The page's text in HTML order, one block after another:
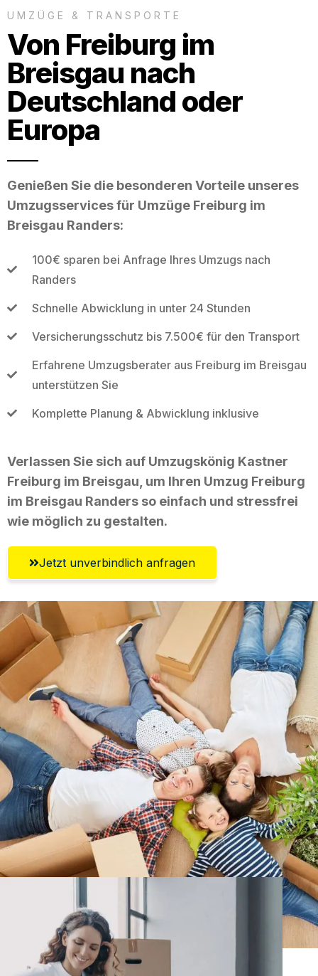
UMZÜGE & TRANSPORTE
Von Freiburg im
Breisgau nach
Deutschland oder
Europa
Genießen Sie die besonderen Vorteile unseres
Umzugsservices für Umzüge Freiburg im
Breisgau Randers:
100€ sparen bei Anfrage Ihres Umzugs nach
Randers
Schnelle Abwicklung in unter 24 Stunden
Versicherungsschutz bis 7.500€ für den Transport
Erfahrene Umzugsberater aus Freiburg im Breisgau
unterstützen Sie
Komplette Planung & Abwicklung inklusive
Verlassen Sie sich auf Umzugskönig Kastner
Freiburg im Breisgau, um Ihren Umzug Freiburg
im Breisgau Randers so einfach und stressfrei
wie möglich zu gestalten.
Jetzt unverbindlich anfragen